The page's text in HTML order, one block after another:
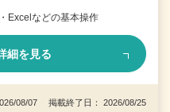
Excelなどの基本操作
細を見る
08/07 掲載終了日： 2026/08/25